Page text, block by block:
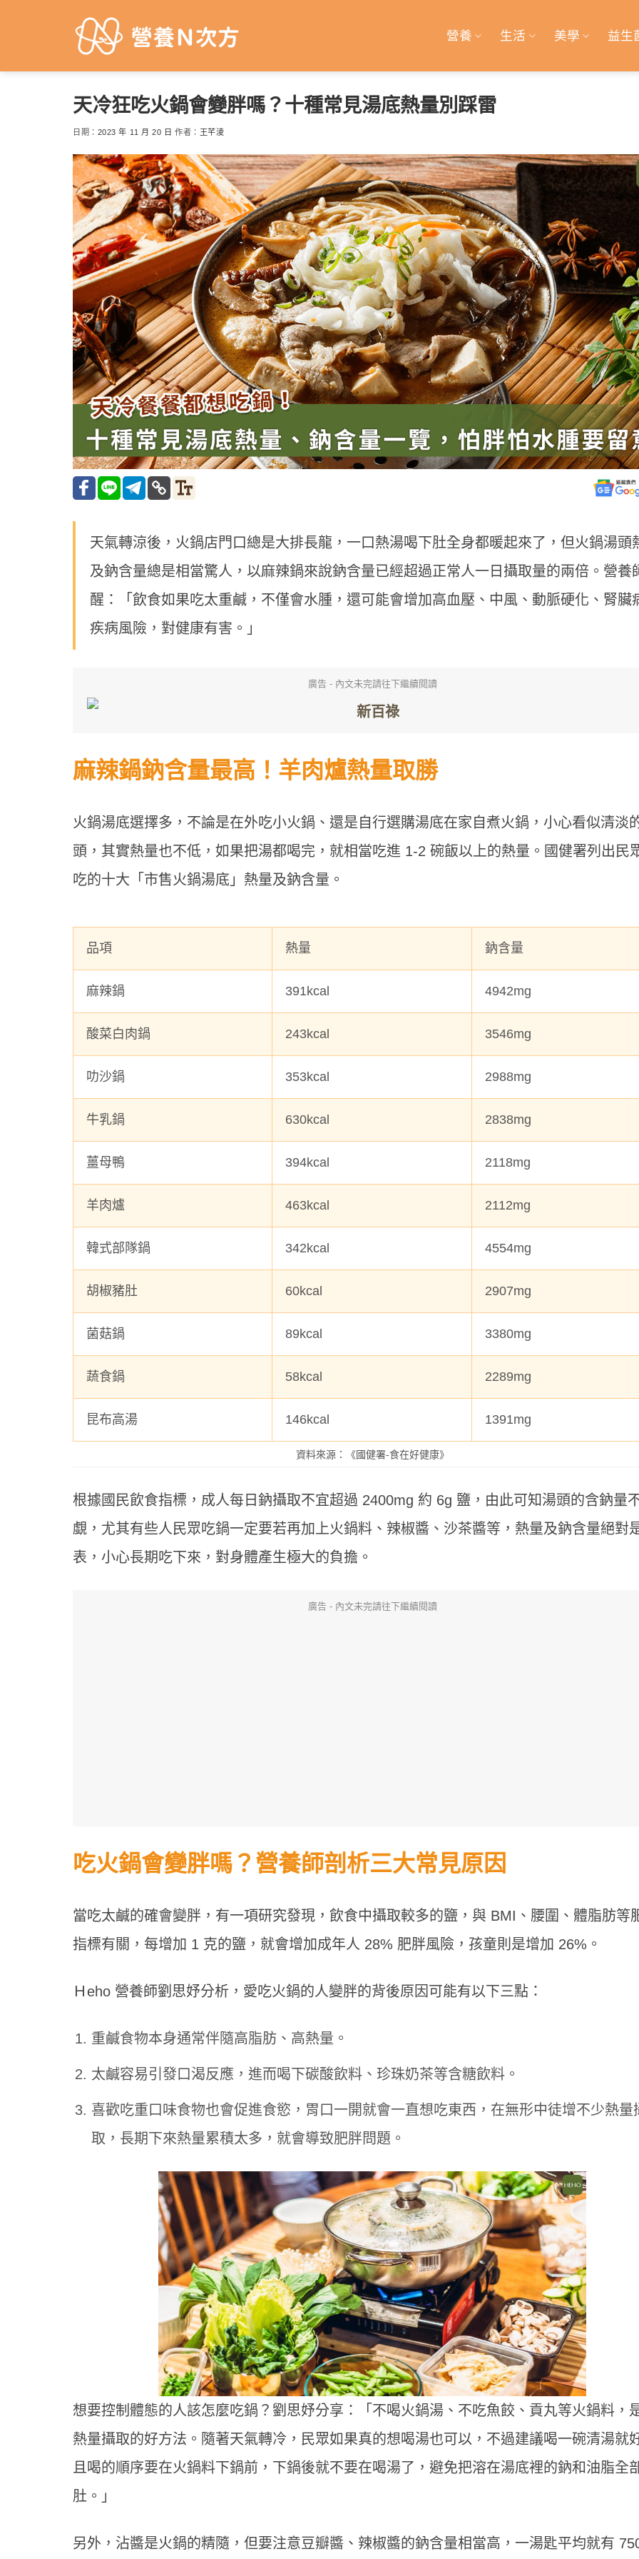
營養 生活 美學 益生
天冷狂吃火鍋會變胖嗎？十種常見湯底熱量別踩雷
日期： 2023 年 11 月 20 日 作者： 王芊淩
天氣轉涼後，火鍋店門口總是大排長龍，一口熱湯喝下肚全身都暖起來了，但火鍋湯頭
及鈉含量總是相當驚人，以麻辣鍋來說鈉含量已經超過正常人一日攝取量的兩倍。營養
醒：「飲食如果吃太重鹹，不僅會水腫，還可能會增加高血壓、中風、動脈硬化、腎臟
疾病風險，對健康有害。」
廣告 - 內文未完請往下繼續閱讀
麻辣鍋鈉含量最高！羊肉爐熱量取勝
火鍋湯底選擇多，不論是在外吃小火鍋、還是自行選購湯底在家自煮火鍋，小心看似清淡
頭，其實熱量也不低，如果把湯都喝完，就相當吃進 1-2 碗飯以上的熱量。國健署列出民
吃的十大「市售火鍋湯底」熱量及鈉含量。
品項 熱量 鈉含量
麻辣鍋 391kcal 4942mg
酸菜白肉鍋 243kcal 3546mg
叻沙鍋 353kcal 2988mg
牛乳鍋 630kcal 2838mg
薑母鴨 394kcal 2118mg
羊肉爐 463kcal 2112mg
韓式部隊鍋 342kcal 4554mg
胡椒豬肚 60kcal 2907mg
菌菇鍋 89kcal 3380mg
蔬食鍋 58kcal 2289mg
昆布高湯 146kcal 1391mg
資料來源：《國健署-食在好健康》
根據國民飲食指標，成人每日鈉攝取不宜超過 2400mg 約 6g 鹽，由此可知湯頭的含鈉量
覷，尤其有些人民眾吃鍋一定要若再加上火鍋料、辣椒醬、沙茶醬等，熱量及鈉含量絕對
表，小心長期吃下來，對身體產生極大的負擔。
廣告 - 內文未完請往下繼續閱讀
吃火鍋會變胖嗎？營養師剖析三大常見原因
當吃太鹹的確會變胖，有一項研究發現，飲食中攝取較多的鹽，與 BMI、腰圍、體脂肪等
指標有關，每增加 1 克的鹽，就會增加成年人 28% 肥胖風險，孩童則是增加 26%。
Ｈeho 營養師劉思妤分析，愛吃火鍋的人變胖的背後原因可能有以下三點：
重鹹食物本身通常伴隨高脂肪、高熱量。
太鹹容易引發口渴反應，進而喝下碳酸飲料、珍珠奶茶等含糖飲料。
喜歡吃重口味食物也會促進食慾，胃口一開就會一直想吃東西，在無形中徒增不少熱量
取，長期下來熱量累積太多，就會導致肥胖問題。
想要控制體態的人該怎麼吃鍋？劉思妤分享：「不喝火鍋湯、不吃魚餃、貢丸等火鍋料，
熱量攝取的好方法。隨著天氣轉冷，民眾如果真的想喝湯也可以，不過建議喝一碗清湯就
且喝的順序要在火鍋料下鍋前，下鍋後就不要在喝湯了，避免把溶在湯底裡的鈉和油脂全
肚。」
另外，沾醬是火鍋的精隨，但要注意豆瓣醬、辣椒醬的鈉含量相當高，一湯匙平均就有
年末聚餐多腸胃不適？天冷哈啾打不
提升保護力
不喝咖啡就好累？營養師